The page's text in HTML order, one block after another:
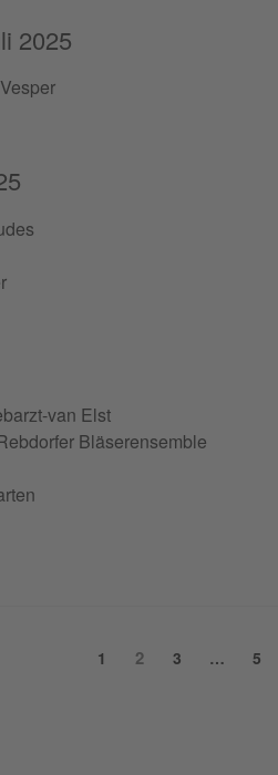
2025
van Elst
Bläserensemble
Pagina
1 Pagina
2 Pagina
3 … 5